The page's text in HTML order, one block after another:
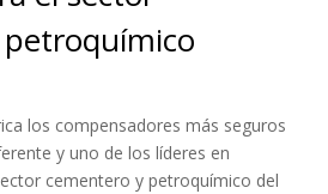
los compensadores más seguros
y uno de los líderes en
cementero y petroquímico del